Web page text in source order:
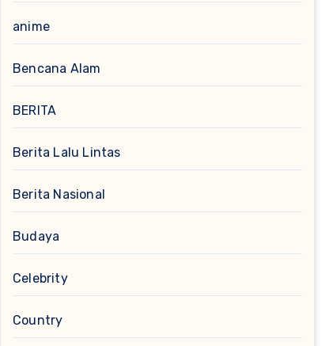
anime
Bencana Alam
BERITA
Berita Lalu Lintas
Berita Nasional
Budaya
Celebrity
Country